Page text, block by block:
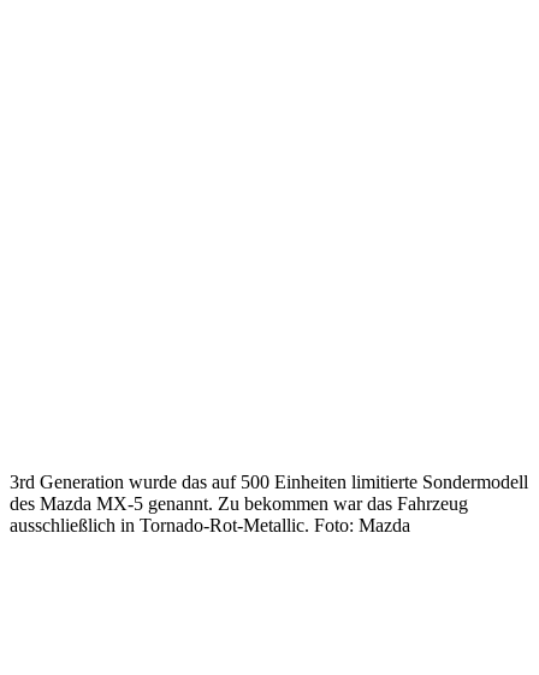
3rd Generation wurde das auf 500 Einheiten limitierte Sondermodell
des Mazda MX-5 genannt. Zu bekommen war das Fahrzeug
ausschließlich in Tornado-Rot-Metallic. Foto: Mazda